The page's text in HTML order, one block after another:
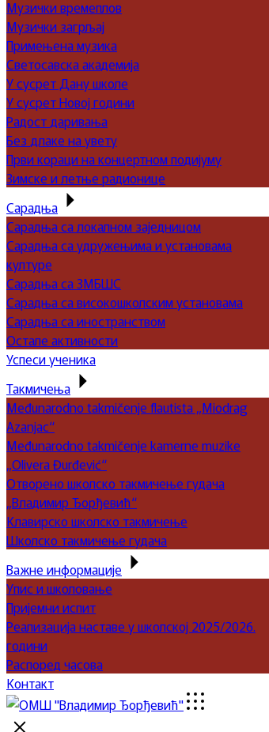
Музички времеплов
Музички загрљај
Примењена музика
Светосавска академија
У сусрет Дану школе
У сусрет Новој години
Радост даривања
Без длаке на увету
Први кораци на концертном подијуму
Зимске и летње радионице
Сарадња
Сарадња са локалном заједницом
Сарадња са удружењима и установама
културе
Сарадња са ЗМБШС
Сарадња са високошколским установама
Сарадња са иностранством
Остале активности
Успеси ученика
Такмичења
Međunarodno takmičenje flautista „Miodrag
Azanjac“
Međunarodno takmičenje kamerne muzike
„Olivera Đurđević“
Отворено школско такмичење гудача
„Владимир Ђорђевић“
Клавирско школско такмичење
Школско такмичење гудача
Важне информације
Упис и школовање
Пријемни испит
Реализација наставе у школској 2025/2026.
години
Распоред часова
Контакт